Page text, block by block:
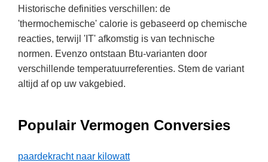
Historische definities verschillen: de
'thermochemische' calorie is gebaseerd op chemische
reacties, terwijl 'IT' afkomstig is van technische
normen. Evenzo ontstaan Btu-varianten door
verschillende temperatuurreferenties. Stem de variant
altijd af op uw vakgebied.
Populair Vermogen Conversies
paardekracht naar kilowatt